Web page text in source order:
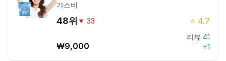
갸스비
48위 ▼ 33 ⭐ 4.7
₩9,000
리뷰 41
+1